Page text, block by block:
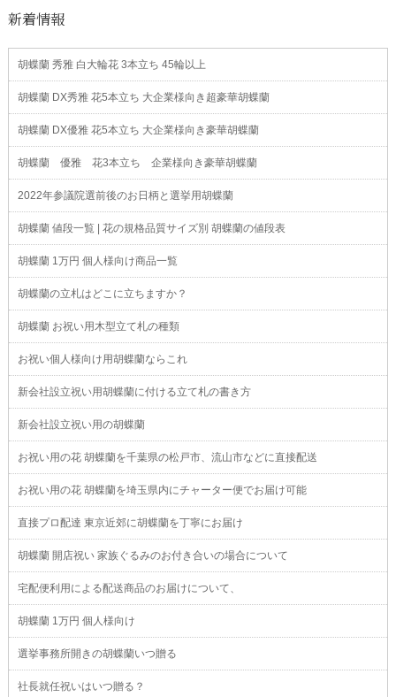
新着情報
胡蝶蘭 秀雅 白大輪花 3本立ち 45輪以上
胡蝶蘭 DX秀雅 花5本立ち 大企業様向き超豪華胡蝶蘭
胡蝶蘭 DX優雅 花5本立ち 大企業様向き豪華胡蝶蘭
胡蝶蘭 優雅 花3本立ち 企業様向き豪華胡蝶蘭
2022年参議院選前後のお日柄と選挙用胡蝶蘭
胡蝶蘭 値段一覧 | 花の規格品質サイズ別 胡蝶蘭の値段表
胡蝶蘭 1万円 個人様向け商品一覧
胡蝶蘭の立札はどこに立ちますか？
胡蝶蘭 お祝い用木型立て札の種類
お祝い個人様向け用胡蝶蘭ならこれ
新会社設立祝い用胡蝶蘭に付ける立て札の書き方
新会社設立祝い用の胡蝶蘭
お祝い用の花 胡蝶蘭を千葉県の松戸市、流山市などに直接配送
お祝い用の花 胡蝶蘭を埼玉県内にチャーター便でお届け可能
直接プロ配達 東京近郊に胡蝶蘭を丁寧にお届け
胡蝶蘭 開店祝い 家族ぐるみのお付き合いの場合について
宅配便利用による配送商品のお届けについて、
胡蝶蘭 1万円 個人様向け
選挙事務所開きの胡蝶蘭いつ贈る
社長就任祝いはいつ贈る？